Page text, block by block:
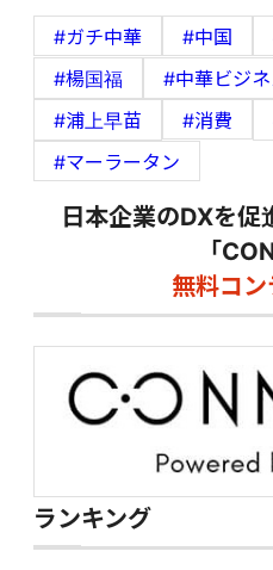
#ガチ中華 #中国
#楊国福
#中華ビジ
#浦上早苗
#消費
#マーラータン
日本企業のDXを促
「
無料コ
ランキング